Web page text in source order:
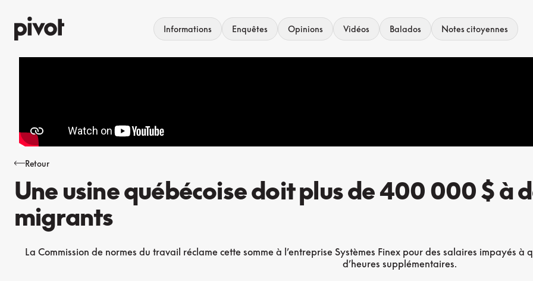
au
contenu
Informations Enquêtes Opinions Vidéos Balados Notes citoyennes
Retour
Une usine québécoise doit plus de 400 000 $ à
migrants
La Commission de normes du travail réclame cette somme à l’entreprise Systèmes Finex pour des salaires impayés
d’heures supplémentaires.